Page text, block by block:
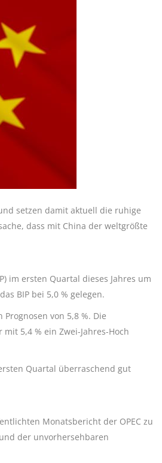
setzen damit aktuell die ruhige
dass mit China der weltgrößte
im ersten Quartal dieses Jahres um
BIP bei 5,0 % gelegen.
von 5,8 %. Die
5,4 % ein Zwei-Jahres-Hoch
Quartal überraschend gut
Monatsbericht der OPEC zu
der unvorhersehbaren